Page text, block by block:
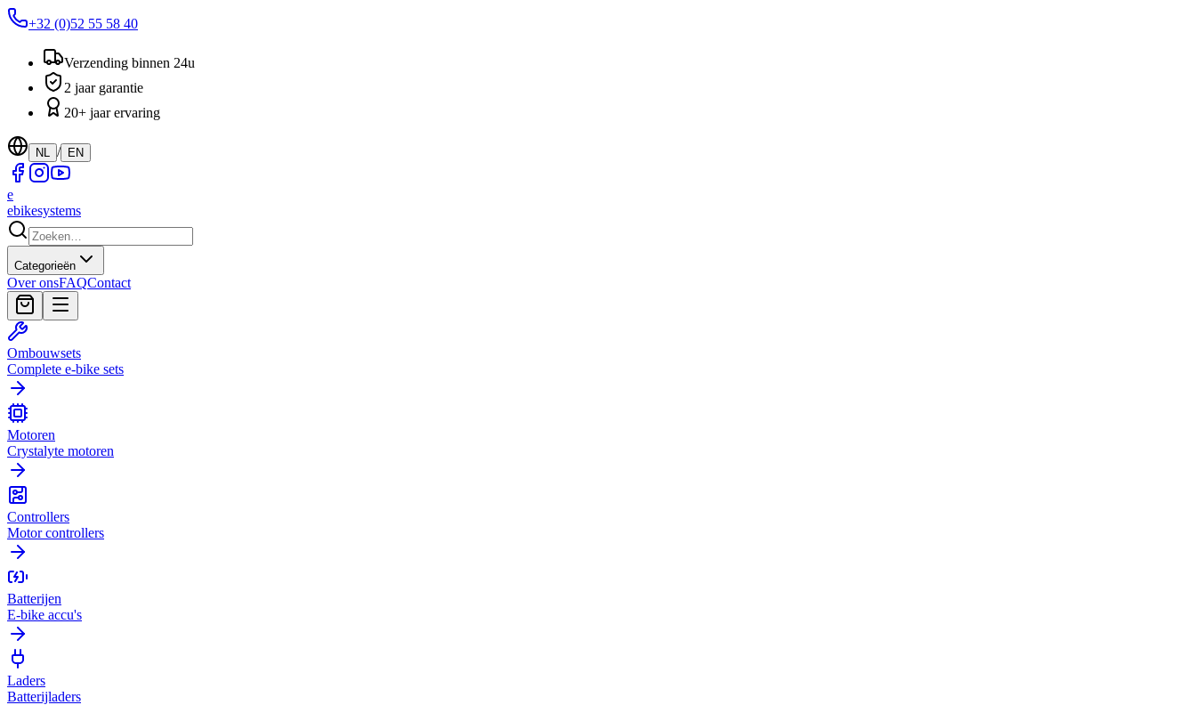
+32 (0)52 55 58 40
Verzending binnen 24u
2 jaar garantie
20+ jaar ervaring
NL / EN
e
ebikesystems
Categorieën
Over onsFAQContact
Ombouwsets
Complete e-bike sets
Motoren
Crystalyte motoren
Controllers
Motor controllers
Batterijen
E-bike accu's
Laders
Batterijladers